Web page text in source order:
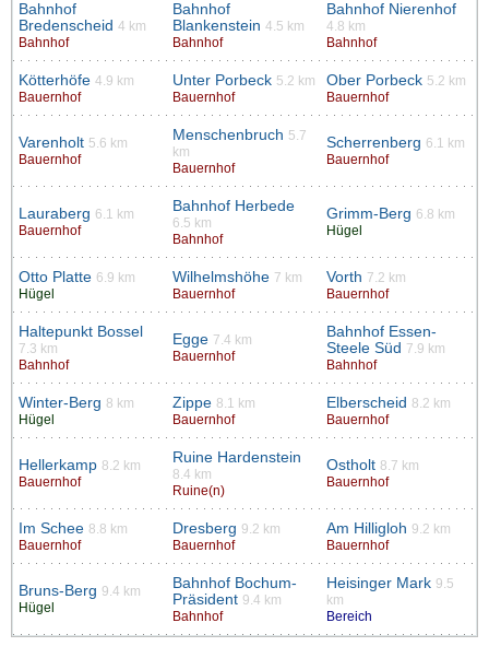
Bahnhof
Bredenscheid 4 km
Bahnhof
Bahnhof
Blankenstein 4.5 km
Bahnhof
Bahnhof Nierenhof
4.8 km
Bahnhof
Kötterhöfe 4.9 km
Bauernhof
Unter Porbeck 5.2 km
Bauernhof
Ober Porbeck 5.2 km
Bauernhof
Varenholt 5.6 km
Bauernhof
Menschenbruch 5.7
km
Bauernhof
Scherrenberg 6.1 km
Bauernhof
Lauraberg 6.1 km
Bauernhof
Bahnhof Herbede
6.5 km
Bahnhof
Grimm-Berg 6.8 km
Hügel
Otto Platte 6.9 km
Hügel
Wilhelmshöhe 7 km
Bauernhof
Vorth 7.2 km
Bauernhof
Haltepunkt Bossel
7.3 km
Bahnhof
Egge 7.4 km
Bauernhof
Bahnhof Essen-
Steele Süd 7.9 km
Bahnhof
Winter-Berg 8 km
Hügel
Zippe 8.1 km
Bauernhof
Elberscheid 8.2 km
Bauernhof
Hellerkamp 8.2 km
Bauernhof
Ruine Hardenstein
8.4 km
Ruine(n)
Ostholt 8.7 km
Bauernhof
Im Schee 8.8 km
Bauernhof
Dresberg 9.2 km
Bauernhof
Am Hilligloh 9.2 km
Bauernhof
Bruns-Berg 9.4 km
Hügel
Bahnhof Bochum-
Präsident 9.4 km
Bahnhof
Heisinger Mark 9.5
km
Bereich